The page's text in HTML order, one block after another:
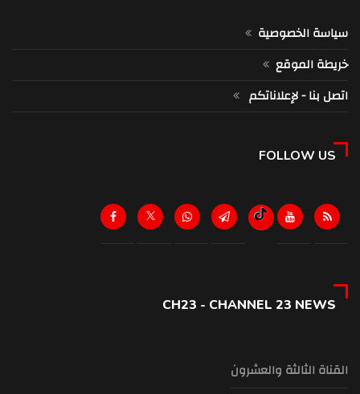
سياسة الخصوصية
خريطة الموقع
اتصل بنا - لإعلاناتكم
FOLLOW US
CH23 - CHANNEL 23 NEWS
القناة الثالثة والعشرون